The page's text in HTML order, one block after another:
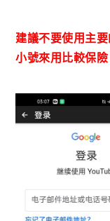
建議不要使用主
小號來用比較保險